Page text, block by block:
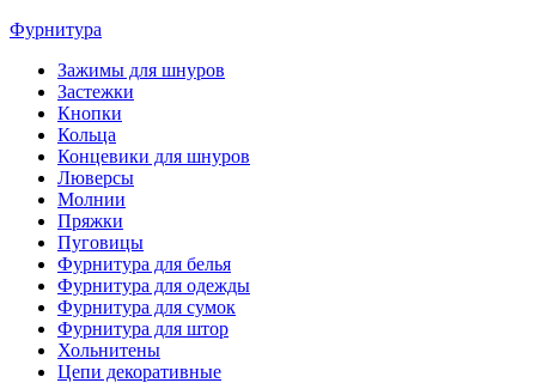
Фурнитура
Зажимы для шнуров
Застежки
Кнопки
Кольца
Концевики для шнуров
Люверсы
Молнии
Пряжки
Пуговицы
Фурнитура для белья
Фурнитура для одежды
Фурнитура для сумок
Фурнитура для штор
Хольнитены
Цепи декоративные